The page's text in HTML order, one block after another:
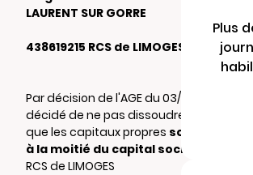
LAURENT SUR GORRE
438619215 RCS de LIMOGES
Par décision de l'AGE du 03/08/2020, il a
décidé de ne pas dissoudre la société
que les capitaux propres soient
à la moitié du capital social
RCS de LIMOGES
Plus